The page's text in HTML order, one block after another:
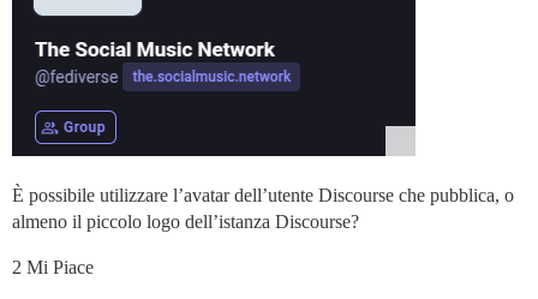
È possibile utilizzare l’avatar dell’utente Discourse che pubblica, o
almeno il piccolo logo dell’istanza Discourse?
2 Mi Piace